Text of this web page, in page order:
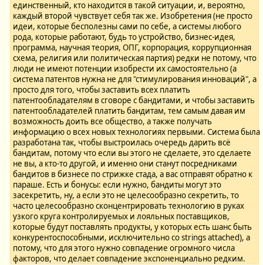
единственный, кто находится в такой ситуации, и, вероятно,
каждый второй чувствует себя так же. Изобретения (не просто
идеи, которые бесполезны сами по себе, а системы любого
рода, которые работают, будь то устройство, бизнес-идея,
программа, научная теория, ОПГ, корпорация, коррупционная
схема, религия или политическая партия) редки не потому, что
люди не имеют потенции изобрести их самостоятельно (а
система патентов нужна не для "стимулирования инноваций", а
просто для того, чтобы заставить всех платить
патентообладателям в сговоре с бандитами, и чтобы заставить
патентообладателей платить бандитам, тем самым давая им
возможность доить все общество, а также получать
информацию о всех новых технологиях первыми. Система была
разработана так, чтобы выстроилась очередь дарить всё
бандитам, потому что если вы этого не сделаете, это сделаете
не вы, а кто-то другой, и именно они станут посредниками
бандитов в бизнесе по стрижке стада, а вас отправят обратно к
параше. Есть и бонусы: если нужно, бандиты могут это
засекретить, ну, а если это не целесообразно секретить, то
часто целесообразно сконцентрировать технологию в руках
узкого круга контролируемых и лояльных поставщиков,
которые будут поставлять продукты, у которых есть шанс быть
конкурентоспособными, исключительно со strings attached), а
потому, что для этого нужно совпадение огромного числа
факторов, что делает совпадение экспоненциально редким.